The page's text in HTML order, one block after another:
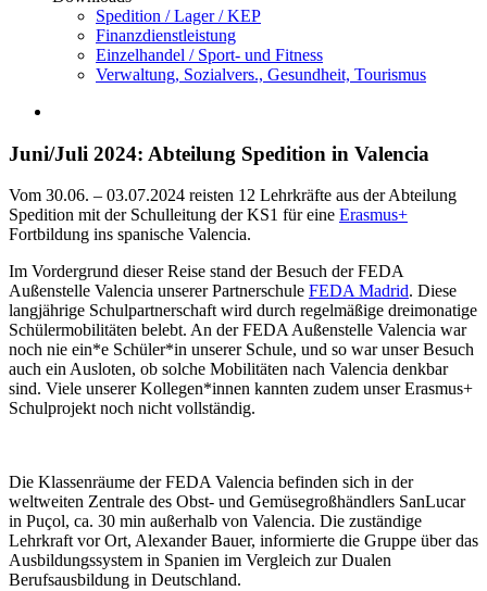
Spedition / Lager / KEP
Finanzdienstleistung
Einzelhandel / Sport- und Fitness
Verwaltung, Sozialvers., Gesundheit, Tourismus
Juni/Juli 2024: Abteilung Spedition in Valencia
Vom 30.06. – 03.07.2024 reisten 12 Lehrkräfte aus der Abteilung
Spedition mit der Schulleitung der KS1 für eine Erasmus+
Fortbildung ins spanische Valencia.
Im Vordergrund dieser Reise stand der Besuch der FEDA
Außenstelle Valencia unserer Partnerschule FEDA Madrid. Diese
langjährige Schulpartnerschaft wird durch regelmäßige dreimonatige
Schülermobilitäten belebt. An der FEDA Außenstelle Valencia war
noch nie ein*e Schüler*in unserer Schule, und so war unser Besuch
auch ein Ausloten, ob solche Mobilitäten nach Valencia denkbar
sind. Viele unserer Kollegen*innen kannten zudem unser Erasmus+
Schulprojekt noch nicht vollständig.
Die Klassenräume der FEDA Valencia befinden sich in der
weltweiten Zentrale des Obst- und Gemüsegroßhändlers SanLucar
in Puçol, ca. 30 min außerhalb von Valencia. Die zuständige
Lehrkraft vor Ort, Alexander Bauer, informierte die Gruppe über das
Ausbildungssystem in Spanien im Vergleich zur Dualen
Berufsausbildung in Deutschland.